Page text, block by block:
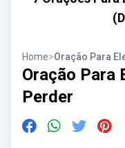
Home>Oração Para
Oração Para
Perder